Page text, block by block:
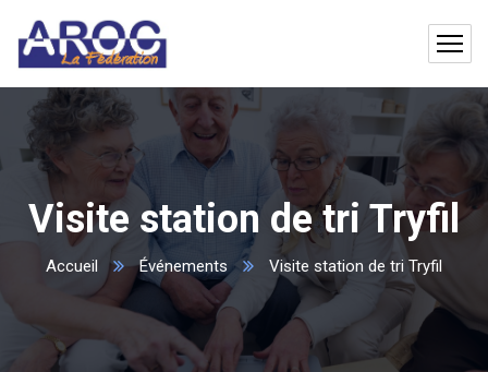
Visite station de tri Tryfil
Accueil Événements Visite station de tri Tryfil